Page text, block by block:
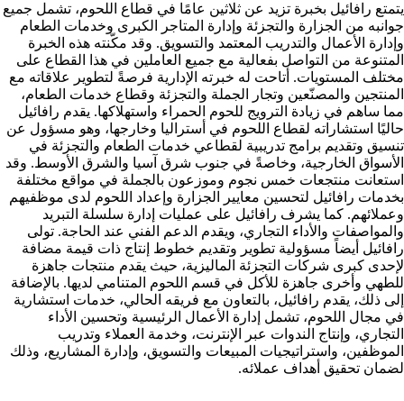
يتمتع رافائيل بخبرة تزيد عن ثلاثين عامًا في قطاع اللحوم، تشمل جميع
جوانبه من الجزارة والتجزئة وإدارة المتاجر الكبرى وخدمات الطعام
وإدارة الأعمال والتدريب المعتمد والتسويق. وقد مكّنته هذه الخبرة
المتنوعة من التواصل بفعالية مع جميع العاملين في هذا القطاع على
مختلف المستويات. أتاحت له خبرته الإدارية فرصةً لتطوير علاقاته مع
المنتجين والمصنّعين وتجار الجملة والتجزئة وقطاع خدمات الطعام،
مما ساهم في زيادة الترويج للحوم الحمراء واستهلاكها. يقدم رافائيل
حاليًا استشاراته لقطاع اللحوم في أستراليا وخارجها، وهو مسؤول عن
تنسيق وتقديم برامج تدريبية لقطاعي خدمات الطعام والتجزئة في
الأسواق الخارجية، وخاصةً في جنوب شرق آسيا والشرق الأوسط. وقد
استعانت منتجعات خمس نجوم وموزعون بالجملة في مواقع مختلفة
بخدمات رافائيل لتحسين معايير الجزارة وإعداد اللحوم لدى موظفيهم
وعملائهم. كما يشرف رافائيل على عمليات إدارة سلسلة التبريد
والمواصفات والأداء التجاري، ويقدم الدعم الفني عند الحاجة. تولى
رافائيل أيضاً مسؤولية تطوير وتقديم خطوط إنتاج ذات قيمة مضافة
لإحدى كبرى شركات التجزئة الماليزية، حيث يقدم منتجات جاهزة
للطهي وأخرى جاهزة للأكل في قسم اللحوم المتنامي لديها. بالإضافة
إلى ذلك، يقدم رافائيل، بالتعاون مع فريقه الحالي، خدمات استشارية
في مجال اللحوم، تشمل إدارة الأعمال الرئيسية وتحسين الأداء
التجاري، وإنتاج الندوات عبر الإنترنت، وخدمة العملاء وتدريب
الموظفين، واستراتيجيات المبيعات والتسويق، وإدارة المشاريع، وذلك
لضمان تحقيق أهداف عملائه.